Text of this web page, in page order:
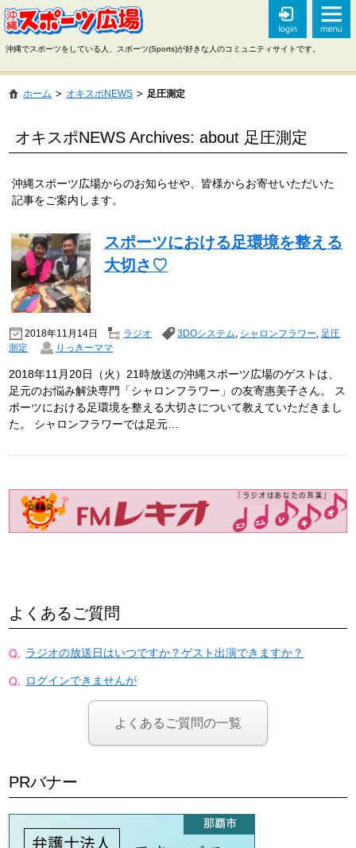
沖縄でスポーツをしている人、スポーツ(Sports)が好きな人のコミュニティサイトです。
ホーム オキスポNEWS 足圧測定
オキスポNEWS Archives: about 足圧測定
沖縄スポーツ広場からのお知らせや、皆様からお寄せいただいた
記事をご案内します。
スポーツにおける足環境を整える
大切さ♡
2018年11月14日 ラジオ 3DOシステム, シャロンフラワー, 足圧
測定
りっきーママ
2018年11月20日（火）21時放送の沖縄スポーツ広場のゲストは、
足元のお悩み解決専門「シャロンフラワー」の友寄惠美子さん。 ス
ポーツにおける足環境を整える大切さについて教えていただきまし
た。 シャロンフラワーでは足元…
よくあるご質問
ラジオの放送日はいつですか？ゲスト出演できますか？
ログインできませんが
よくあるご質問の一覧
PRバナー